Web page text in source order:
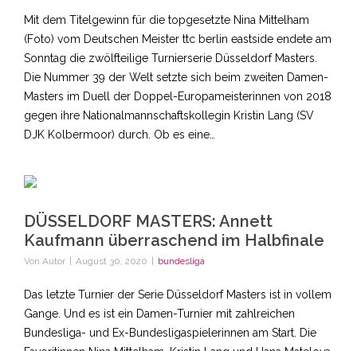
Mit dem Titelgewinn für die topgesetzte Nina Mittelham
(Foto) vom Deutschen Meister ttc berlin eastside endete am
Sonntag die zwölfteilige Turnierserie Düsseldorf Masters.
Die Nummer 39 der Welt setzte sich beim zweiten Damen-
Masters im Duell der Doppel-Europameisterinnen von 2018
gegen ihre Nationalmannschaftskollegin Kristin Lang (SV
DJK Kolbermoor) durch. Ob es eine…
DÜSSELDORF MASTERS: Annett
Kaufmann überraschend im Halbfinale
Von Autor August 30, 2020 bundesliga
Das letzte Turnier der Serie Düsseldorf Masters ist in vollem
Gange. Und es ist ein Damen-Turnier mit zahlreichen
Bundesliga- und Ex-Bundesligaspielerinnen am Start. Die